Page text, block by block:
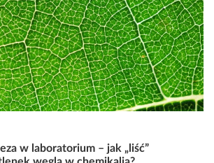
w laboratorium – jak „liść”